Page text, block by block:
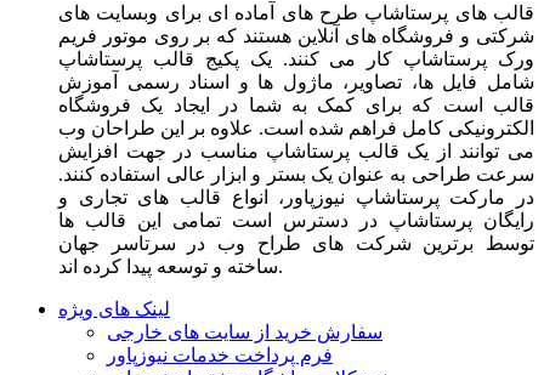
قالب های پرستاشاپ طرح های آماده ای برای وبسایت های
شرکتی و فروشگاه های آنلاین هستند که بر روی موتور فریم
ورک پرستاشاپ کار می کنند. یک پکیج قالب پرستاشاپ
شامل فایل ها، تصاویر، ماژول ها و اسناد رسمی آموزش
قالب است که برای کمک به شما در ایجاد یک فروشگاه
الکترونیکی کامل فراهم شده است. علاوه بر این طراحان وب
می توانند از یک قالب پرستاشاپ مناسب در جهت افزایش
سرعت طراحی به عنوان یک بستر و ابزار عالی استفاده کنند.
در مارکت پرستاشاپ نیوزپاور، انواع قالب های تجاری و
رایگان پرستاشاپ در دسترس است تمامی این قالب ها
توسط برترین شرکت های طراح وب در سرتاسر جهان
ساخته و توسعه پیدا کرده اند.
لینک های ویژه
سفارش خرید از سایت های خارجی
فرم پرداخت خدمات نیوزپاور